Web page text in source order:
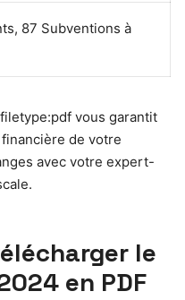
87 Subventions à
vous garantit
de votre
avec votre expert-
le
en PDF